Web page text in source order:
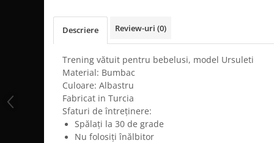
Descriere Review-uri (0)
Trening vătuit pentru bebelusi, model Ursuleti
Material: Bumbac
Culoare: Albastru
Fabricat in Turcia
Sfaturi de întreținere:
Spălați la 30 de grade
Nu folosiți înălbitor